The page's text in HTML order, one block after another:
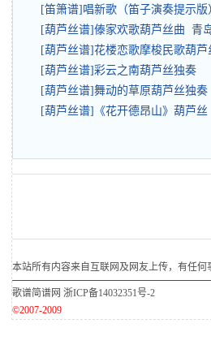
[笛箫谱]唱新歌（笛子演奏提示
[葫芦丝谱]傣家欢歌葫芦丝曲 青
[葫芦丝谱]花楼恋歌摩梭民歌葫芦
[葫芦丝谱]彩云之南葫芦丝独奏
[葫芦丝谱]舞动的草原葫芦丝独
[葫芦丝谱]《花开德昂山》葫芦丝
本站所有内容来自互联网及网友上传，有任何
歌谱简谱网 浙ICP备14032351号-2
©2007-2009